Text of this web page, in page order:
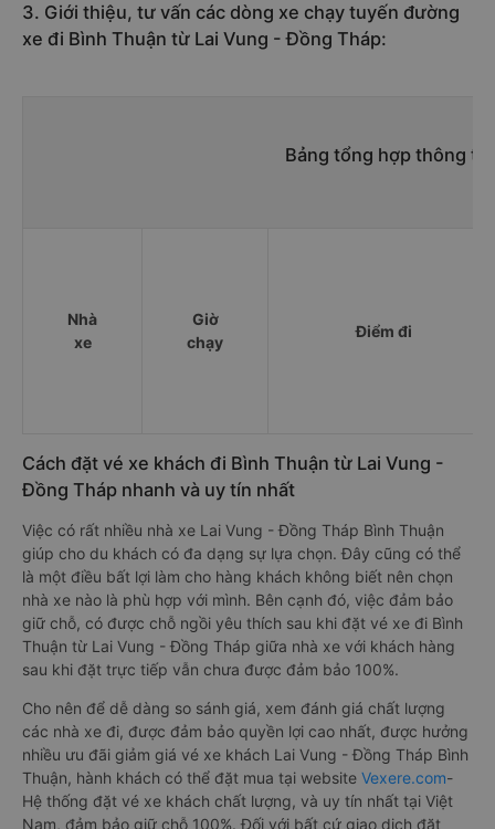
3. Giới thiệu, tư vấn các dòng xe chạy tuyến đường
xe đi Bình Thuận từ Lai Vung - Đồng Tháp:
Bảng tổng hợp thông
Nhà
xe
Giờ
chạy
Điểm đi
Cách đặt vé xe khách đi Bình Thuận từ Lai Vung -
Đồng Tháp nhanh và uy tín nhất
Việc có rất nhiều nhà xe Lai Vung - Đồng Tháp Bình Thuận
giúp cho du khách có đa dạng sự lựa chọn. Đây cũng có thể
là một điều bất lợi làm cho hàng khách không biết nên chọn
nhà xe nào là phù hợp với mình. Bên cạnh đó, việc đảm bảo
giữ chỗ, có được chỗ ngồi yêu thích sau khi đặt vé xe đi Bình
Thuận từ Lai Vung - Đồng Tháp giữa nhà xe với khách hàng
sau khi đặt trực tiếp vẫn chưa được đảm bảo 100%.
Cho nên để dễ dàng so sánh giá, xem đánh giá chất lượng
các nhà xe đi, được đảm bảo quyền lợi cao nhất, được hưởng
nhiều ưu đãi giảm giá vé xe khách Lai Vung - Đồng Tháp Bình
Thuận, hành khách có thể đặt mua tại website Vexere.com-
Hệ thống đặt vé xe khách chất lượng, và uy tín nhất tại Việt
Nam, đảm bảo giữ chỗ 100%. Đối với bất cứ giao dịch đặt